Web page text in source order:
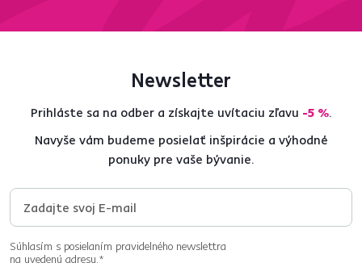
Newsletter
Prihláste sa na odber a získajte uvítaciu zľavu -5 %.
Navyše vám budeme posielať inšpirácie a výhodné
ponuky pre vaše bývanie.
Súhlasím s posielaním pravidelného newslettra
na uvedenú adresu.*